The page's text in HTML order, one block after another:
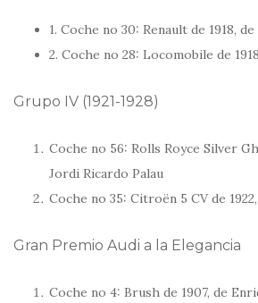
1. Coche no 30: Renault de 1918,
2. Coche no 28: Locomobile de
Grupo IV (1921-1928)
Coche no 56: Rolls Royce Silver
Jordi Ricardo Palau
Coche no 35: Citroën 5 CV de
Gran Premio Audi a la Elegancia
Coche no 4: Brush de 1907, de